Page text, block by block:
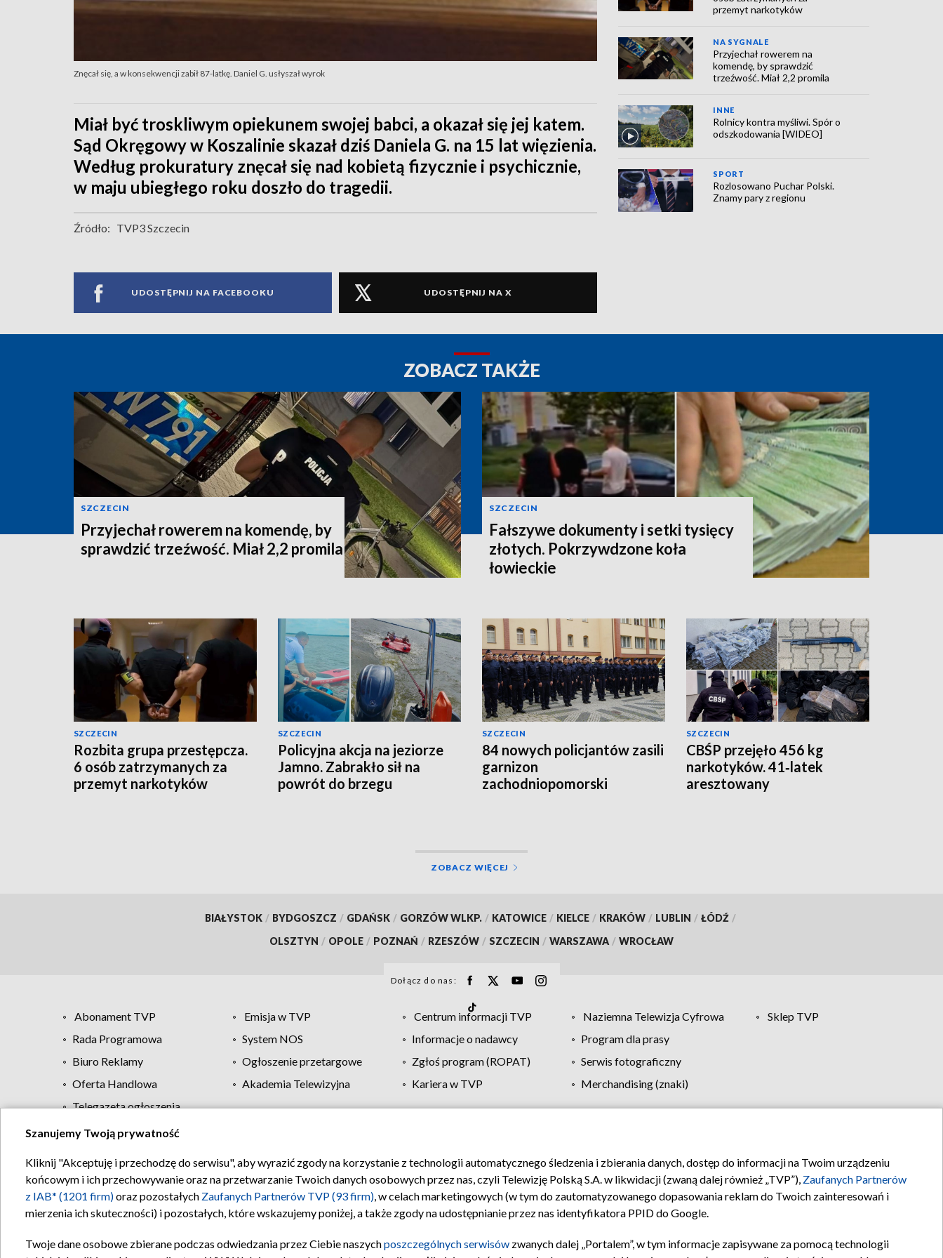
Znęcał się, a w konsekwencji zabił 87-latkę. Daniel G. usłyszał wyrok
Miał być troskliwym opiekunem swojej babci, a okazał się jej katem.
Sąd Okręgowy w Koszalinie skazał dziś Daniela G. na 15 lat więzienia.
Według prokuratury znęcał się nad kobietą fizycznie i psychicznie,
w maju ubiegłego roku doszło do tragedii.
Źródło: TVP3 Szczecin
UDOSTĘPNIJ NA FACEBOOKU UDOSTĘPNIJ NA X
przemyt narkotyków
NA SYGNALE
Przyjechał rowerem na
komendę, by sprawdzić
trzeźwość. Miał 2,2 promila
INNE
Rolnicy kontra myśliwi. Spór o
odszkodowania [WIDEO]
SPORT
Rozlosowano Puchar Polski.
Znamy pary z regionu
ZOBACZ TAKŻE
SZCZECIN
Przyjechał rowerem na komendę, by
sprawdzić trzeźwość. Miał 2,2 promila
SZCZECIN
Fałszywe dokumenty i setki tysięcy
złotych. Pokrzywdzone koła
łowieckie
SZCZECIN
Rozbita grupa przestępcza.
6 osób zatrzymanych za
przemyt narkotyków
SZCZECIN
Policyjna akcja na jeziorze
Jamno. Zabrakło sił na
powrót do brzegu
SZCZECIN
84 nowych policjantów zasili
garnizon
zachodniopomorski
SZCZECIN
CBŚP przejęło 456 kg
narkotyków. 41‑latek
aresztowany
ZOBACZ WIĘCEJ
BIAŁYSTOK / BYDGOSZCZ / GDAŃSK / GORZÓW WLKP. / KATOWICE / KIELCE / KRAKÓW / LUBLIN / ŁÓDŹ /
OLSZTYN / OPOLE / POZNAŃ / RZESZÓW / SZCZECIN / WARSZAWA / WROCŁAW
Dołącz do nas:
Abonament TVP Emisja w TVP Centrum informacji TVP Naziemna Telewizja Cyfrowa
Sklep TVP
Rada Programowa
System NOS Informacje o nadawcy
Program dla prasy
Biuro Reklamy
Ogłoszenie przetargowe Zgłoś program (ROPAT)
Serwis fotograficzny
Oferta Handlowa
Akademia Telewizyjna Kariera w TVP
Merchandising (znaki)
Telegazeta ogłoszenia
Regulamin TVP Polityka prywatności Moje zgody Pomoc Biuro reklamy Kontakt
Szanujemy Twoją prywatność
Kliknij "Akceptuję i przechodzę do serwisu", aby wyrazić zgody na korzystanie z technologii automatycznego śledzenia i zbierania danych, dostęp do informacji na Twoim urządzeniu
końcowym i ich przechowywanie oraz na przetwarzanie Twoich danych osobowych przez nas, czyli Telewizję Polską S.A. w likwidacji (zwaną dalej również „TVP”), Zaufanych Partnerów
z IAB* (1201 firm)oraz pozostałych Zaufanych Partnerów TVP (93 firm), w celach marketingowych (w tym do zautomatyzowanego dopasowania reklam do Twoich zainteresowań i
mierzenia ich skuteczności) i pozostałych, które wskazujemy poniżej, a także zgody na udostępnianie przez nas identyfikatora PPID do Google.
Twoje dane osobowe zbierane podczas odwiedzania przez Ciebie naszychposzczególnych serwisów zwanych dalej „Portalem”, w tym informacje zapisywane za pomocą technologii